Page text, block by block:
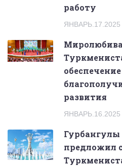
работу
ЯНВАРЬ.17.2025
развития
ЯНВАРЬ.16.2025
предложил